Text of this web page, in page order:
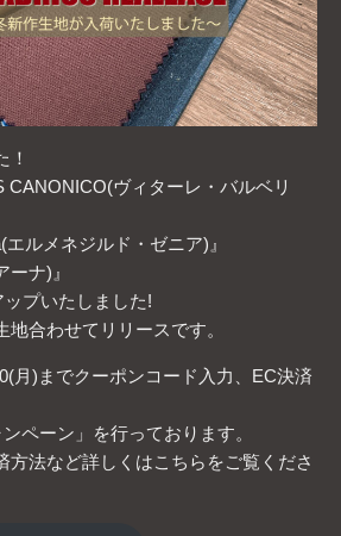
！
CANONICO(ヴィターレ・バルベリ
エルメネジルド・ゼニア)』
ーナ)』
プいたしました!
地合わせてリリースです。
月)までクーポンコード入力、EC決済
ペーン」を行っております。
方法など詳しくはこちらをご覧くださ